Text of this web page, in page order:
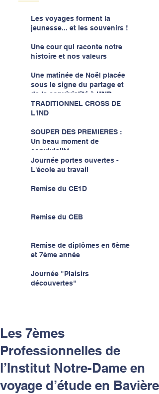
Les voyages forment la
jeunesse... et les souvenirs !
Une cour qui raconte notre
histoire et nos valeurs
Une matinée de Noël placée
sous le signe du partage et
de la convivialité à l'IND...
TRADITIONNEL CROSS DE
L'IND
SOUPER DES PREMIERES :
Un beau moment de
convivialité...
Journée portes ouvertes -
L'école au travail
Remise du CE1D
Remise du CEB
Remise de diplômes en 6ème
et 7ème année
Journée "Plaisirs
découvertes"
Les 7èmes
Professionnelles de
l’Institut Notre-Dame en
voyage d’étude en Bavière